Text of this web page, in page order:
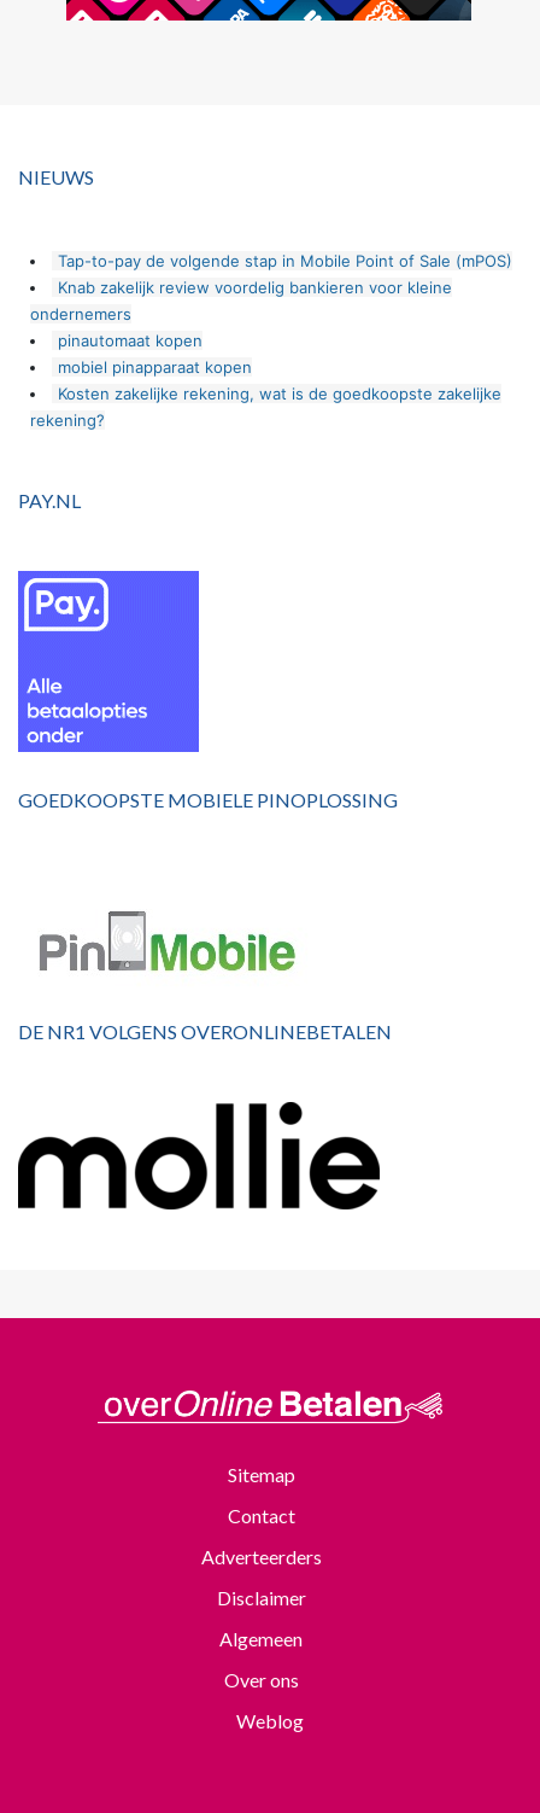
NIEUWS
Tap-to-pay de volgende stap in Mobile Point of Sale (mPOS)
Knab zakelijk review voordelig bankieren voor kleine
ondernemers
pinautomaat kopen
mobiel pinapparaat kopen
Kosten zakelijke rekening, wat is de goedkoopste zakelijke
rekening?
PAY.NL
GOEDKOOPSTE MOBIELE PINOPLOSSING
DE NR1 VOLGENS OVERONLINEBETALEN
Sitemap
Contact
Adverteerders
Disclaimer
Algemeen
Over ons
Weblog